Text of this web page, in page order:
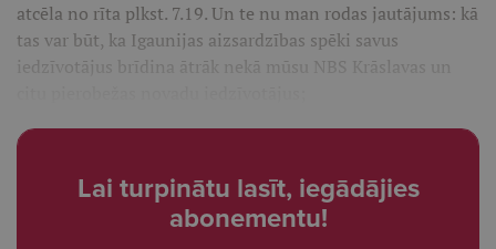
atcēla no rīta plkst. 7.19. Un te nu man rodas jautājums: kā
tas var būt, ka Igaunijas aizsardzības spēki savus
iedzīvotājus brīdina ātrāk nekā mūsu NBS Krāslavas un
Lai turpinātu lasīt, iegādājies
abonementu!